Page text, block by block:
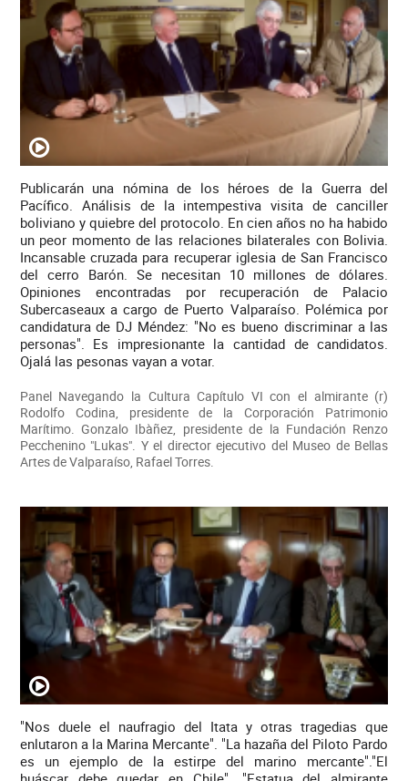
Publicarán una nómina de los héroes de la Guerra del
Pacífico. Análisis de la intempestiva visita de canciller
boliviano y quiebre del protocolo. En cien años no ha habido
un peor momento de las relaciones bilaterales con Bolivia.
Incansable cruzada para recuperar iglesia de San Francisco
del cerro Barón. Se necesitan 10 millones de dólares.
Opiniones encontradas por recuperación de Palacio
Subercaseaux a cargo de Puerto Valparaíso. Polémica por
candidatura de DJ Méndez: "No es bueno discriminar a las
personas". Es impresionante la cantidad de candidatos.
Ojalá las pesonas vayan a votar.
Panel Navegando la Cultura Capítulo VI con el almirante (r)
Rodolfo Codina, presidente de la Corporación Patrimonio
Marítimo. Gonzalo Ibàñez, presidente de la Fundación Renzo
Pecchenino "Lukas". Y el director ejecutivo del Museo de Bellas
Artes de Valparaíso, Rafael Torres.
"Nos duele el naufragio del Itata y otras tragedias que
enlutaron a la Marina Mercante". "La hazaña del Piloto Pardo
es un ejemplo de la estirpe del marino mercante"."El